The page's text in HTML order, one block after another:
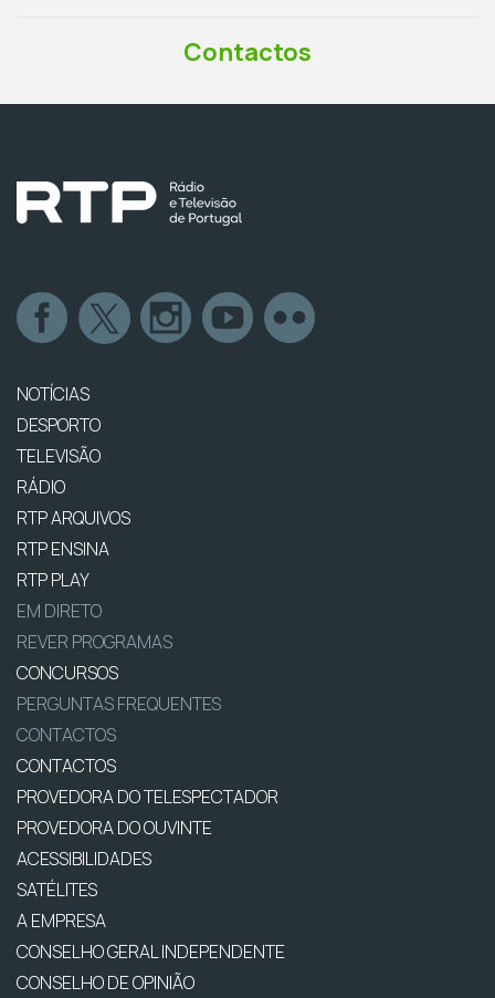
Contactos
NOTÍCIAS
DESPORTO
TELEVISÃO
RÁDIO
RTP ARQUIVOS
RTP ENSINA
RTP PLAY
EM DIRETO
REVER PROGRAMAS
CONCURSOS
PERGUNTAS FREQUENTES
CONTACTOS
CONTACTOS
PROVEDORA DO TELESPECTADOR
PROVEDORA DO OUVINTE
ACESSIBILIDADES
SATÉLITES
A EMPRESA
CONSELHO GERAL INDEPENDENTE
CONSELHO DE OPINIÃO